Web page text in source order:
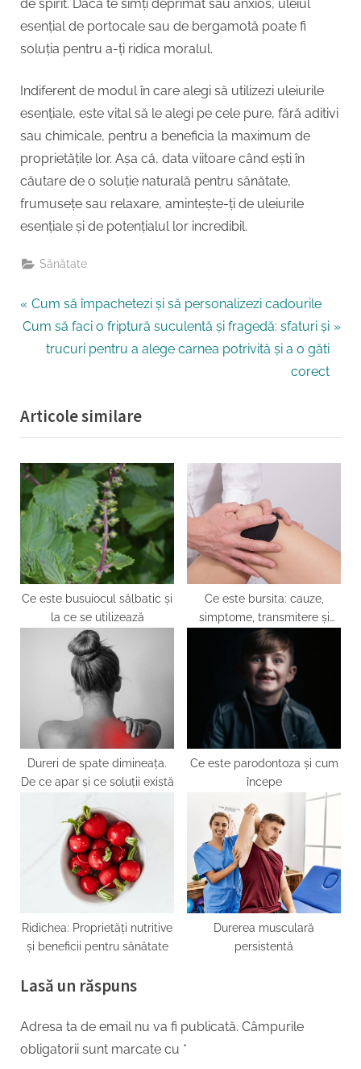
de spirit. Dacă te simți deprimat sau anxios, uleiul
esențial de portocale sau de bergamotă poate fi
soluția pentru a-ți ridica moralul.
Indiferent de modul în care alegi să utilizezi uleiurile
esențiale, este vital să le alegi pe cele pure, fără aditivi
sau chimicale, pentru a beneficia la maximum de
proprietățile lor. Așa că, data viitoare când ești în
căutare de o soluție naturală pentru sănătate,
frumusețe sau relaxare, amintește-ți de uleiurile
esențiale și de potențialul lor incredibil.
Sănătate
Navigare
P
r
o
u
s
P
o
s
t
:
Cum să împachetezi și să personalizezi cadourile
N
P
o
s
t
:
Cum să faci o friptură suculentă și fragedă: sfaturi și
trucuri pentru a alege carnea potrivită și a o găti
corect
Articole similare
Ce este busuiocul sălbatic și
la ce se utilizează
Ce este bursita: cauze,
simptome, transmitere și
tratament
Dureri de spate dimineața.
De ce apar și ce soluții există
Ce este parodontoza și cum
începe
Ridichea: Proprietăți nutritive
și beneficii pentru sănătate
Durerea musculară
persistentă
Lasă un răspuns
Adresa ta de email nu va fi publicată. Câmpurile
obligatorii sunt marcate cu *